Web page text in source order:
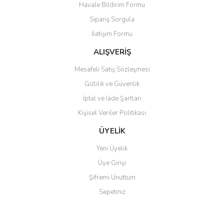
Ürün açıklamasında eksik bilgiler bulunuyor.
Ürün bilgilerinde hatalar bulunuyor.
Ürün fiyatı diğer sitelerden daha pahalı.
Bu ürüne benzer farklı alternatifler olmalı.
Gönder
Havale Bildirim Formu
Sipariş Sorgula
İletişim Formu
ALIŞVERİŞ
Mesafeli Satış Sözleşmesi
Gizlilik ve Güvenlik
İptal ve İade Şartları
Kişisel Veriler Politikası
ÜYELİK
Yeni Üyelik
Üye Girişi
Şifremi Unuttum
Sepetiniz